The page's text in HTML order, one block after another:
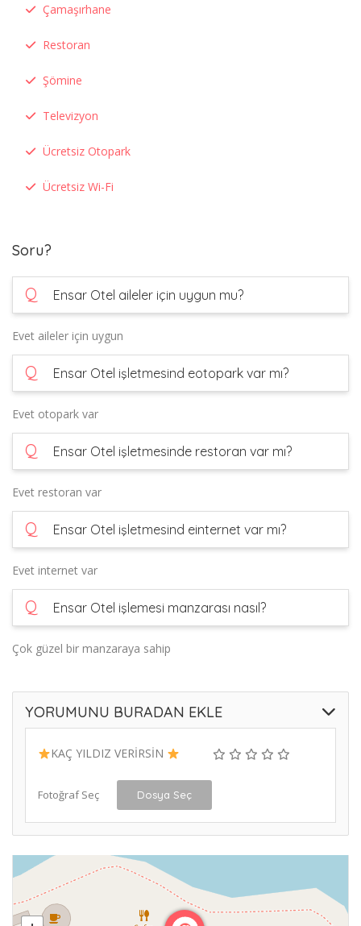
Çamaşırhane
Restoran
Şömine
Televizyon
Ücretsiz Otopark
Ücretsiz Wi-Fi
Soru?
Q Ensar Otel aileler için uygun mu?
Evet aileler için uygun
Q Ensar Otel işletmesind eotopark var mı?
Evet otopark var
Q Ensar Otel işletmesinde restoran var mı?
Evet restoran var
Q Ensar Otel işletmesind einternet var mı?
Evet internet var
Q Ensar Otel işlemesi manzarası nasıl?
Çok güzel bir manzaraya sahip
YORUMUNU BURADAN EKLE
KAÇ YILDIZ VERİRSİN
Fotoğraf Seç Dosya Seç